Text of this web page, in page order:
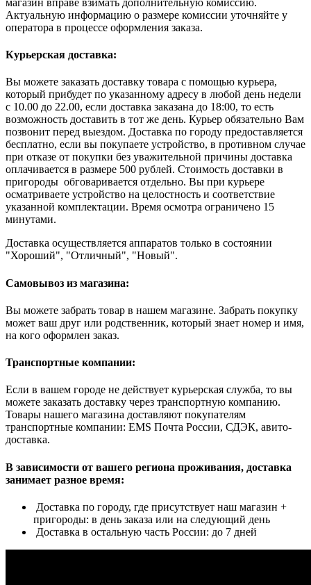
Актуальную информацию о размере комиссии уточняйте у
оператора в процессе оформления заказа.
Курьерская доставка:
Вы можете заказать доставку товара с помощью курьера,
который прибудет по указанному адресу в любой день недели
с 10.00 до 22.00, если доставка заказана до 18:00, то есть
возможность доставить в тот же день. Курьер обязательно Вам
позвонит перед выездом. Доставка по городу предоставляется
бесплатно, если вы покупаете устройство, в противном случае
при отказе от покупки без уважительной причины доставка
оплачивается в размере 500 рублей. Стоимость доставки в
пригороды обговаривается отдельно. Вы при курьере
осматриваете устройство на целостность и соответствие
указанной комплектации. Время осмотра ограничено 15
минутами.
Доставка осуществляется аппаратов только в состоянии
"Хороший", "Отличный", "Новый".
Самовывоз из магазина:
Вы можете забрать товар в нашем магазине. Забрать покупку
может ваш друг или родственник, который знает номер и имя,
на кого оформлен заказ.
Транспортные компании:
Если в вашем городе не действует курьерская служба, то вы
можете заказать доставку через транспортную компанию.
Товары нашего магазина доставляют покупателям
транспортные компании: EMS Почта России, СДЭК, авито-
доставка.
В зависимости от вашего региона проживания, доставка
занимает разное время:
Доставка по городу, где присутствует наш магазин +
пригороды: в день заказа или на следующий день
Доставка в остальную часть России: до 7 дней